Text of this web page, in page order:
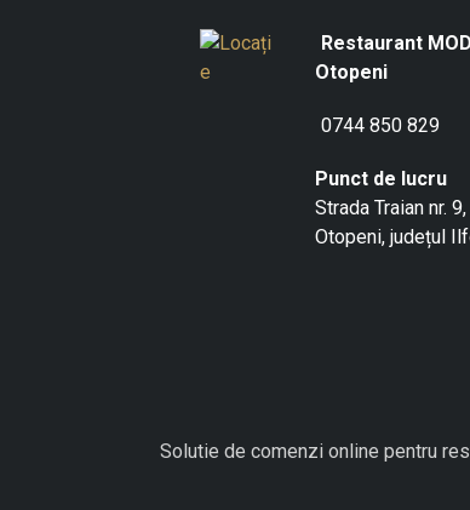
Restaurant
Otopeni
0744 850 829
Punct de lucru
Strada Traian nr. 9,
Otopeni, județul
Solutie de comenzi online pentru